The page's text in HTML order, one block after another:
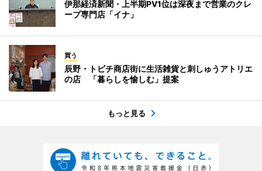
伊那経済新聞・上半期PV1位は深夜まで営業のクレ
ープ専門店「イナ」
買う
辰野・トビチ商店街に生活雑貨と刺しゅうアトリエ
の店 「暮らしを愉しむ」提案
もっと見る